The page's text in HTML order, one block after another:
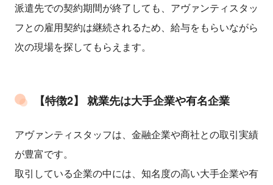
派遣先での契約期間が終了しても、アヴァンティスタッ
フとの雇用契約は継続されるため、給与をもらいながら
次の現場を探してもらえます。
【特徴2】 就業先は大手企業や有名企業
アヴァンティスタッフは、金融企業や商社との取引実績
が豊富です。
取引している企業の中には、知名度の高い大手企業や有